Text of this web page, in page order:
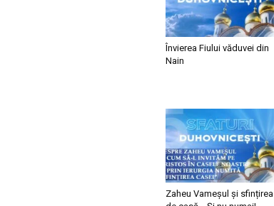
Învierea Fiului văduvei din
Nain
Zaheu Vameșul și sfințirea